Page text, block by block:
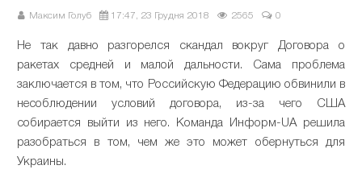
Максим Голуб 17:47, 23 Грудня 2018 2565 0
Не так давно разгорелся скандал вокруг Договора о
ракетах средней и малой дальности. Сама проблема
заключается в том, что Российскую Федерацию обвинили в
несоблюдении условий договора, из-за чего США
собирается выйти из него. Команда Информ-UA решила
разобраться в том, чем же это может обернуться для
Украины.